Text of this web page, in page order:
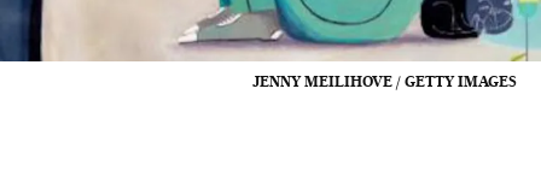
JENNY MEILIHOVE / GETTY IMAGES